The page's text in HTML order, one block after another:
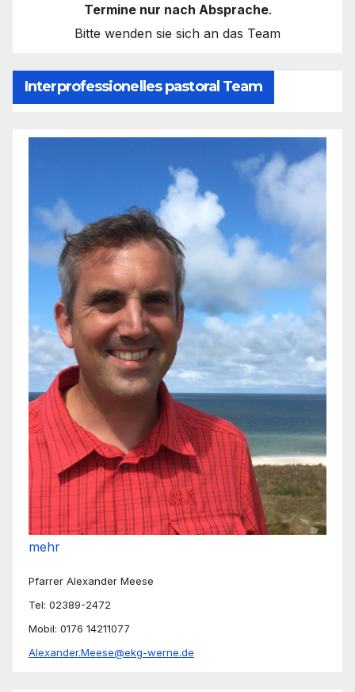
Termine nur nach Absprache.
Bitte wenden sie sich an das Team
Interprofessionelles pastoral Team
mehr
Pfarrer Alexander Meese
Tel: 02389-2472
Mobil: 0176 14211077
Alexander.Meese@ekg-werne.de